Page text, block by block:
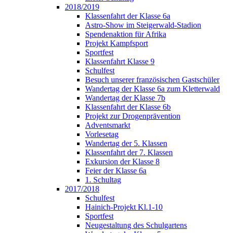
2018/2019
Klassenfahrt der Klasse 6a
Astro-Show im Steigerwald-Stadion
Spendenaktion für Afrika
Projekt Kampfsport
Sportfest
Klassenfahrt Klasse 9
Schulfest
Besuch unserer französischen Gastschüler
Wandertag der Klasse 6a zum Kletterwald
Wandertag der Klasse 7b
Klassenfahrt der Klasse 6b
Projekt zur Drogenprävention
Adventsmarkt
Vorlesetag
Wandertag der 5. Klassen
Klassenfahrt der 7. Klassen
Exkursion der Klasse 8
Feier der Klasse 6a
1. Schultag
2017/2018
Schulfest
Hainich-Projekt Kl.1-10
Sportfest
Neugestaltung des Schulgartens